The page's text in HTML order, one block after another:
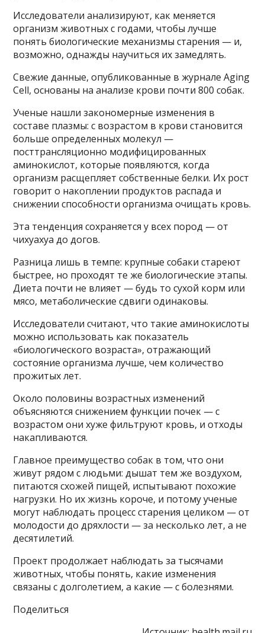
Исследователи анализируют, как меняется
организм животных с годами, чтобы лучше
понять биологические механизмы старения — и,
возможно, однажды научиться их замедлять.
Свежие данные, опубликованные в журнале Aging
Cell, основаны на анализе крови почти 800 собак.
Ученые нашли закономерные изменения в
составе плазмы: с возрастом в крови становится
больше определенных молекул —
посттрансляционно модифицированных
аминокислот, которые появляются, когда
организм расщепляет собственные белки. Их рост
говорит о накоплении продуктов распада и
снижении способности организма очищать кровь.
Эта тенденция сохраняется у всех пород — от
чихуахуа до догов.
Разница лишь в темпе: крупные собаки стареют
быстрее, но проходят те же биологические этапы.
Диета почти не влияет — будь то сухой корм или
мясо, метаболические сдвиги одинаковы.
Исследователи считают, что такие аминокислоты
можно использовать как показатель
«биологического возраста», отражающий
состояние организма лучше, чем количество
прожитых лет.
Около половины возрастных изменений
объясняются снижением функции почек — с
возрастом они хуже фильтруют кровь, и отходы
накапливаются.
Главное преимущество собак в том, что они
живут рядом с людьми: дышат тем же воздухом,
питаются схожей пищей, испытывают похожие
нагрузки. Но их жизнь короче, и потому ученые
могут наблюдать процесс старения целиком — от
молодости до дряхлости — за несколько лет, а не
десятилетий.
Проект продолжает наблюдать за тысячами
животных, чтобы понять, какие изменения
связаны с долголетием, а какие — с болезнями.
Поделиться